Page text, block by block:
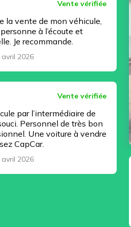
Vente vérifiée
la vente de mon véhicule,
à l’écoute et
Je recommande.
avril 2026
Vente vérifiée
par l’intermédiaire de
Personnel de très bon
Une voiture à vendre
CapCar.
avril 2026